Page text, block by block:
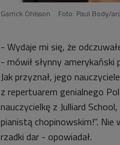
Garrick Ohlsson Foto: Paul Body/
- Wydaje mi się, że
- mówił słynny
Jak przyznał, jego
z repertuarem genialnego
nauczycielkę z Julliard
pianistą chopinowskim!".
rzadki dar - opowiadał.